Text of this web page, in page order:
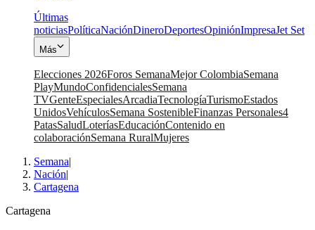
Últimas
noticiasPolíticaNaciónDineroDeportesOpiniónImpresaJet Set
Más
Elecciones 2026Foros SemanaMejor ColombiaSemana
PlayMundoConfidencialesSemana
TVGenteEspecialesArcadiaTecnologíaTurismoEstados
UnidosVehículosSemana SostenibleFinanzas Personales4
PatasSaludLoteríasEducaciónContenido en
colaboraciónSemana RuralMujeres
Semana|
Nación|
Cartagena
Cartagena